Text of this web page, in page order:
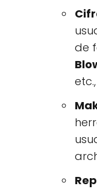
de
etc.,